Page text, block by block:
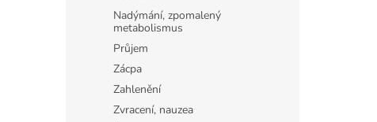
Nadýmání, zpomalený
metabolismus
Průjem
Zácpa
Zahlenění
Zvracení, nauzea